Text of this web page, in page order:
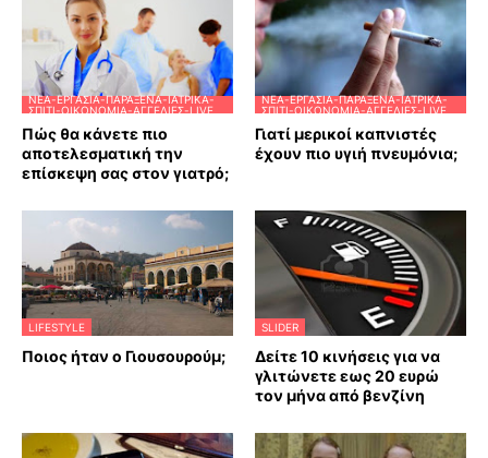
ΝΈΑ-ΕΡΓΑΣΊΑ-ΠΑΡΆΞΕΝΑ-ΙΑΤΡΙΚΆ-
ΣΠΊΤΙ-ΟΙΚΟΝΟΜΊΑ-ΑΓΓΕΛΊΕΣ-LIVE
Πώς θα κάνετε πιο
αποτελεσματική την
επίσκεψη σας στον γιατρό;
ΝΈΑ-ΕΡΓΑΣΊΑ-ΠΑΡΆΞΕΝΑ-ΙΑΤΡΙΚΆ-
ΣΠΊΤΙ-ΟΙΚΟΝΟΜΊΑ-ΑΓΓΕΛΊΕΣ-LIVE
Γιατί μερικοί καπνιστές
έχουν πιο υγιή πνευμόνια;
LIFESTYLE
Ποιος ήταν ο Γιουσουρούμ;
SLIDER
Δείτε 10 κινήσεις για να
γλιτώνετε εως 20 ευρώ
τον μήνα από βενζίνη